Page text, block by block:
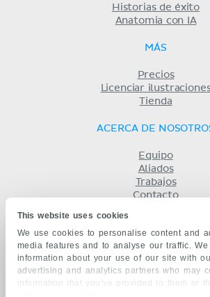
This website uses cookies
We use cookies to personalise content and
media features and to analyse our traffic.
information about your use of our site with
advertising and analytics partners who may
information that you’ve provided to them or
Historias de éxito
Anatomia con IA
MÁS
Precios
Licenciar
Tienda
ACERCA DE
Equipo
Aliados
Trabajos
Contacto
Privacidad
KENHUB EN...
English